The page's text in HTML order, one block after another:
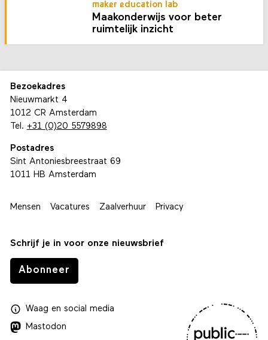
maker education lab
Maakonderwijs voor beter
ruimtelijk inzicht
Bezoekadres
Nieuwmarkt 4
1012 CR Amsterdam
Tel. +31 (0)20 5579898
Postadres
Sint Antoniesbreestraat 69
1011 HB Amsterdam
Mensen Vacatures Zaalverhuur Privacy
Schrijf je in voor onze nieuwsbrief
Abonneer
Waagen social media
Mastodon